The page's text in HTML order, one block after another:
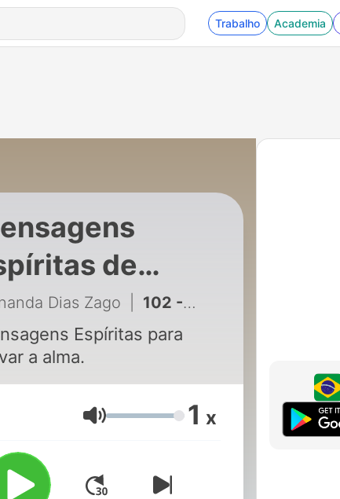
Trabalho Academia
de
Dias
Dias Zago 102 - Mensagem 100 - Minutos de Sabedoria
Espíritas para
a alma.
Volume 1 x